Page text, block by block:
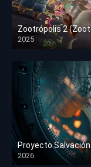
Zootrópolis 2
2025
HD 1080p
Proyecto
2026
HD 1080p